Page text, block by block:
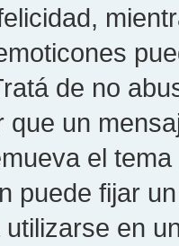
de no
que un
el
puede fijar
en